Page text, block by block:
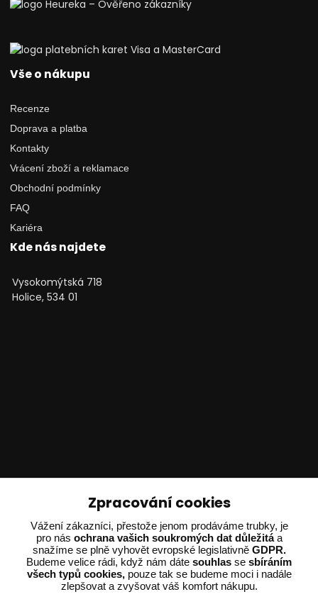
Vše o nákupu
Recenze
Doprava a platba
Kontakty
Vrácení zboží a reklamace
Obchodní podmínky
FAQ
Kariéra
Kde nás najdete
Vysokomýtská 718
Holice, 534 01
Ing. Adam Dvořák
+420 602 234 254
(Po-Pá 8:00 - 15:00)
potrebujiporadit@dvorak-karlik.cz
Zpracování cookies
Vážení zákazníci, přestože jenom prodáváme trubky, je
pro nás ochrana vašich soukromých dat důležitáa
snažíme se plně vyhovět evropské legislativně GDPR.
Budeme velice rádi, když nám dáte souhlas se sbíráním
všech typů cookies,pouze tak se budeme moci i nadále
zlepšovat a zvyšovat váš komfort nákupu.